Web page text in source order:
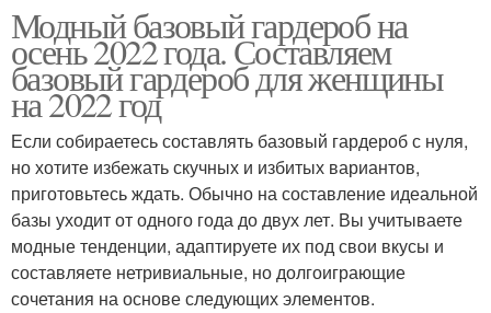
Модный базовый гардероб на
осень 2022 года. Составляем
базовый гардероб для женщины
на 2022 год
Если собираетесь составлять базовый гардероб с нуля,
но хотите избежать скучных и избитых вариантов,
приготовьтесь ждать. Обычно на составление идеальной
базы уходит от одного года до двух лет. Вы учитываете
модные тенденции, адаптируете их под свои вкусы и
составляете нетривиальные, но долгоиграющие
сочетания на основе следующих элементов.